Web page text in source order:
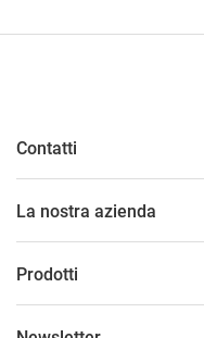
Contatti
La nostra azienda
Prodotti